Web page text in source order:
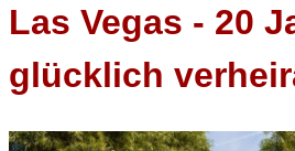
Las Vegas - 20
glücklich